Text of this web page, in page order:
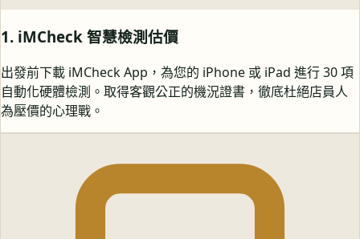
1. iMCheck 智慧檢測估價
出發前下載 iMCheck App，為您的 iPhone 或 iPad 進行 30 項
自動化硬體檢測。取得客觀公正的機況證書，徹底杜絕店員人
為壓價的心理戰。